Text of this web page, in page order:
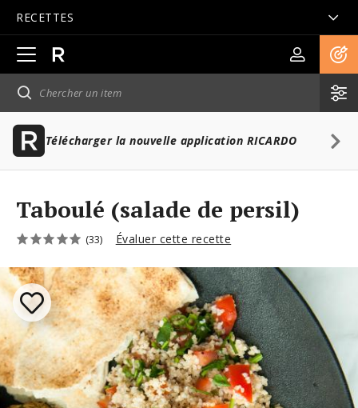
RECETTES
Ouvrir
la
navigation
principale
Télécharger la nouvelle application RICARDO
Taboulé (salade de persil)
(33) Évaluer cette recette